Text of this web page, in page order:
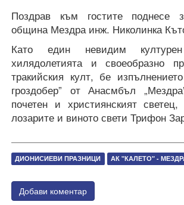
Поздрав към гостите поднесе
община Мездра инж. Николинка
Като един невидим
хилядолетията и своеобразно
тракийския култ, бе
гроздобер” от Анасмбъл
почетен и християнският
лозарите и виното свети Трифон
ДИОНИСИЕВИ ПРАЗНИЦИ АК "КАЛЕТО" -
Добави коментар